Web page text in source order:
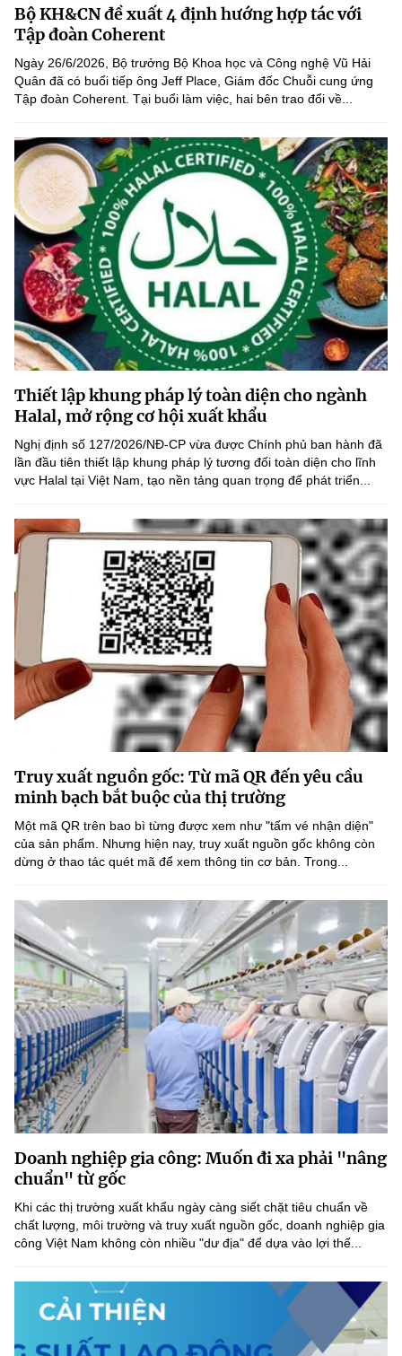
Sở Khoa học và Công nghệ
Chuyển đổi số
Bưu chính, Viễn thông
Tiêu chuẩn, đo lường, chất lượng
Năng lượng nguyên tử
Tin tổng hợp
Tin địa phương
Văn bản QPPL
Văn bản chỉ đạo điều hành
Lấy ý kiến người dân về dự thảo VBQPPL
MST IOFFICE
THỐNG KÊ
Khoa học và Công nghệ
Đổi mới sáng tạo
Chuyển đổi số
Bưu chính, Viễn thông
Sở hữu trí tuệ
Tiêu chuẩn, đo lường, chất lượng
Năng lượng nguyên tử
Multimedia
THƯ ĐIỆN TỬ
Khác
Videos
Infographic
Ảnh
Voice
Nhiệm vụ trọng tâm
Chọn ngôn ngữ
Vietnamese English
BỘ KHOA HỌC VÀ CÔNG NGHỆ
MINISTRY OF SCIENCE AND TECHNOLOGY
Điều khoản sử dụng Theo dõi MST: Góp ý
Cơ quan chủ quản: Bộ Khoa học và Công nghệ (MST)
Chịu trách nhiệm nội dung: Nguyễn Thị Hải Hằng
Giám đốc Trung tâm Truyền thông Khoa học và Công nghệ.
Liên hệ
Địa chỉ: Ban Biên tập Cổng TTĐT - 18 Nguyễn Du, TP. Hà Nội
Điện thoại: 024 3936 9506
Email:
stc@mst.gov.vn
©2026 Bản quyền thuộc Bộ Khoa Học và Công Nghệ
(Ghi rõ nguồn "https://mst.gov.vn" khi phát hành lại thông tin từ
website này)
Bộ KH&CN đề xuất 4 định hướng hợp tác với
Tập đoàn Coherent
Ngày 26/6/2026, Bộ trưởng Bộ Khoa học và Công nghệ Vũ Hải
Quân đã có buổi tiếp ông Jeff Place, Giám đốc Chuỗi cung ứng
Tập đoàn Coherent. Tại buổi làm việc, hai bên trao đổi về...
Thiết lập khung pháp lý toàn diện cho ngành
Halal, mở rộng cơ hội xuất khẩu
Nghị định số 127/2026/NĐ-CP vừa được Chính phủ ban hành đã
lần đầu tiên thiết lập khung pháp lý tương đối toàn diện cho lĩnh
vực Halal tại Việt Nam, tạo nền tảng quan trọng để phát triển...
Truy xuất nguồn gốc: Từ mã QR đến yêu cầu
minh bạch bắt buộc của thị trường
Một mã QR trên bao bì từng được xem như "tấm vé nhận diện"
của sản phẩm. Nhưng hiện nay, truy xuất nguồn gốc không còn
dừng ở thao tác quét mã để xem thông tin cơ bản. Trong...
Doanh nghiệp gia công: Muốn đi xa phải "nâng
chuẩn" từ gốc
Khi các thị trường xuất khẩu ngày càng siết chặt tiêu chuẩn về
chất lượng, môi trường và truy xuất nguồn gốc, doanh nghiệp gia
công Việt Nam không còn nhiều "dư địa" để dựa vào lợi thế...